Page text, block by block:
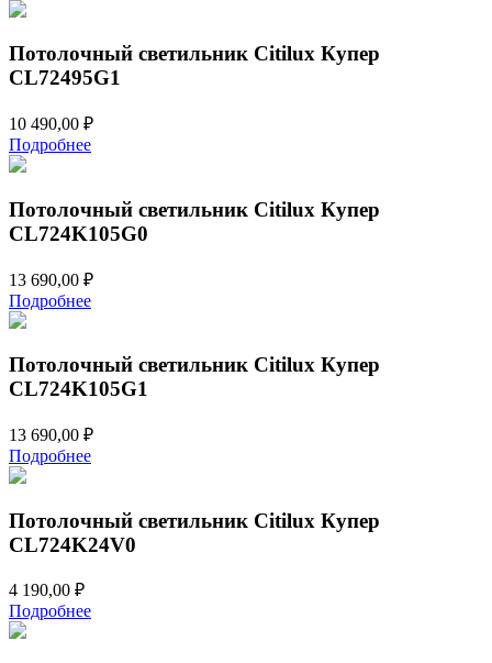
Потолочный светильник Citilux Купер
CL72495G1
10 490,00 ₽
Подробнее
Потолочный светильник Citilux Купер
CL724K105G0
13 690,00 ₽
Подробнее
Потолочный светильник Citilux Купер
CL724K105G1
13 690,00 ₽
Подробнее
Потолочный светильник Citilux Купер
CL724K24V0
4 190,00 ₽
Подробнее